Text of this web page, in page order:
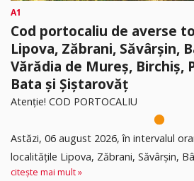
A1
Cod portocaliu de averse
Lipova, Zăbrani, Săvârșin,
Vărădia de Mureș, Birchiș,
Bata și Șiștarovăț
Atenție! COD PORTOCALIU
Astăzi, 06 august 2026, în intervalul
localitățile Lipova, Zăbrani, Săvârșin,
citește mai mult »